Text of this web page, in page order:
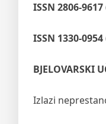
ISSN 2806-
ISSN 1330-
BJELOVARSKI
Izlazi